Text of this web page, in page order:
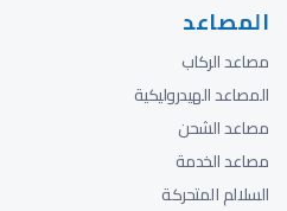
المصاعد
مصاعد الركاب
المصاعد الهيدروليكية
مصاعد الشحن
مصاعد الخدمة
السلالم المتحركة